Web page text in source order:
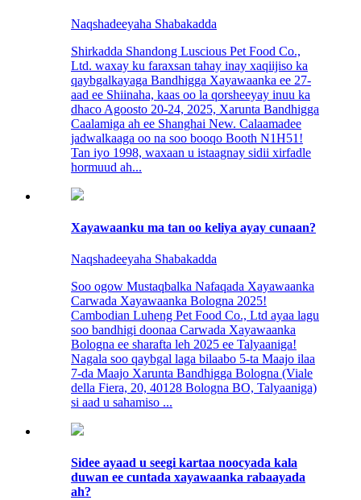
Naqshadeeyaha Shabakadda
Shirkadda Shandong Luscious Pet Food Co.,
Ltd. waxay ku faraxsan tahay inay xaqiijiso ka
qaybgalkayaga Bandhigga Xayawaanka ee 27-
aad ee Shiinaha, kaas oo la qorsheeyay inuu ka
dhaco Agoosto 20-24, 2025, Xarunta Bandhigga
Caalamiga ah ee Shanghai New. Calaamadee
jadwalkaaga oo na soo booqo Booth N1H51!
Tan iyo 1998, waxaan u istaagnay sidii xirfadle
hormuud ah...
Xayawaanku ma tan oo keliya ayay cunaan?
Naqshadeeyaha Shabakadda
Soo ogow Mustaqbalka Nafaqada Xayawaanka
Carwada Xayawaanka Bologna 2025!
Cambodian Luheng Pet Food Co., Ltd ayaa lagu
soo bandhigi doonaa Carwada Xayawaanka
Bologna ee sharafta leh 2025 ee Talyaaniga!
Nagala soo qaybgal laga bilaabo 5-ta Maajo ilaa
7-da Maajo Xarunta Bandhigga Bologna (Viale
della Fiera, 20, 40128 Bologna BO, Talyaaniga)
si aad u sahamiso ...
Sidee ayaad u seegi kartaa noocyada kala
duwan ee cuntada xayawaanka rabaayada
ah?